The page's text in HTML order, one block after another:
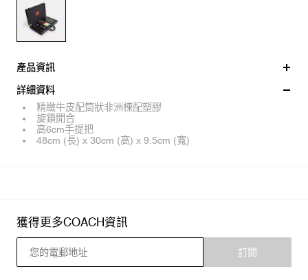
產品資訊
詳細資料
精緻牛皮配筒狀非洲楝配塑膠
旋鎖開合
高6cm手提把
48cm (長) x 30cm (高) x 9.5cm (寬)
獲得更多COACH資訊
訂閱